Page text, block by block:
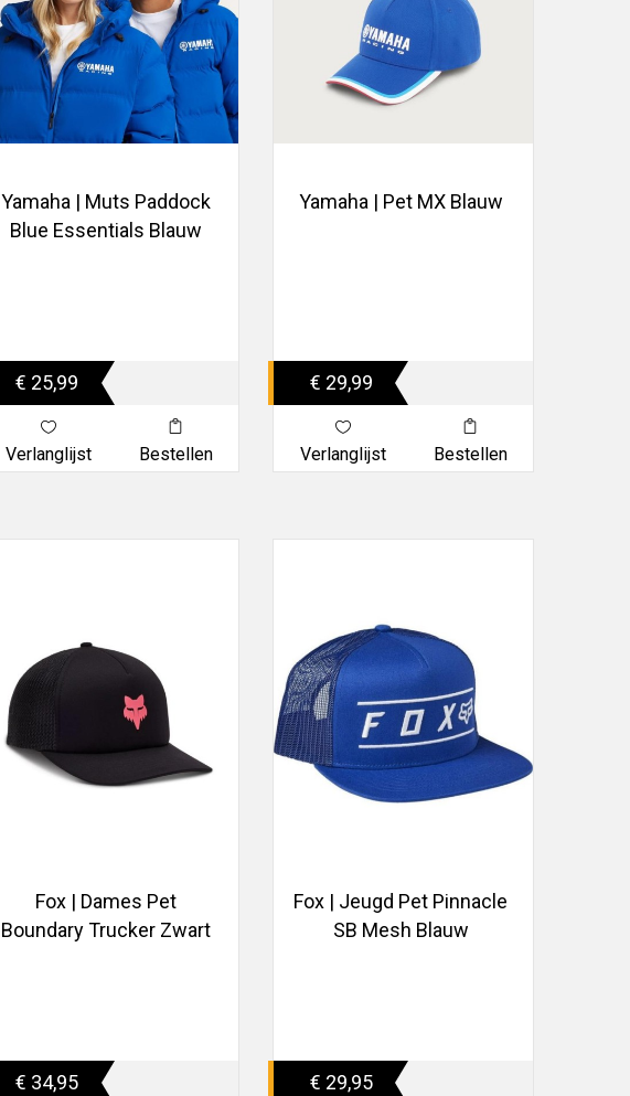
Yamaha | Muts Paddock
Blue Essentials Blauw
€ 25,99
Verlanglijst Bestellen
Yamaha | Pet MX Blauw
€ 29,99
Verlanglijst Bestellen
Fox | Dames Pet
Boundary Trucker Zwart
€ 34,95
Fox | Jeugd Pet Pinnacle
SB Mesh Blauw
€ 29,95